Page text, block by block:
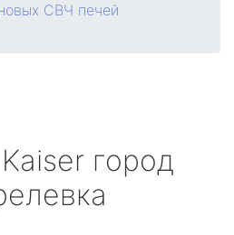
СВЧ печей
Kaiser город